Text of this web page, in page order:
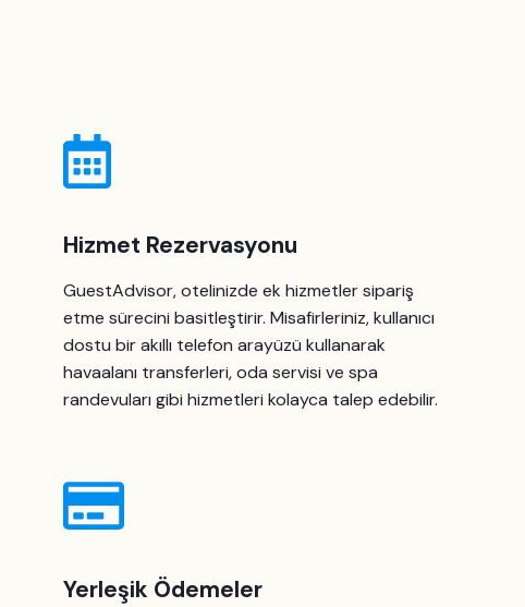
Hizmet Rezervasyonu
GuestAdvisor, otelinizde ek hizmetler sipariş
etme sürecini basitleştirir. Misafirleriniz, kullanıcı
dostu bir akıllı telefon arayüzü kullanarak
havaalanı transferleri, oda servisi ve spa
randevuları gibi hizmetleri kolayca talep edebilir.
Yerleşik Ödemeler